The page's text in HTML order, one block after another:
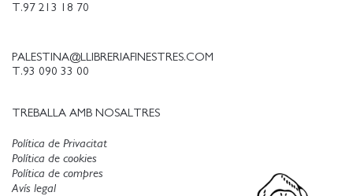
T.97 213 18 70
PALESTINA@LLIBRERIAFINESTRES.COM
T.93 090 33 00
TREBALLA AMB NOSALTRES
Política de Privacitat
Política de cookies
Avís legal
Política de compres